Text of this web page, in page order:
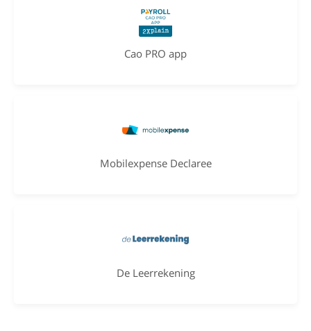
Cao PRO app
Mobilexpense Declaree
De Leerrekening